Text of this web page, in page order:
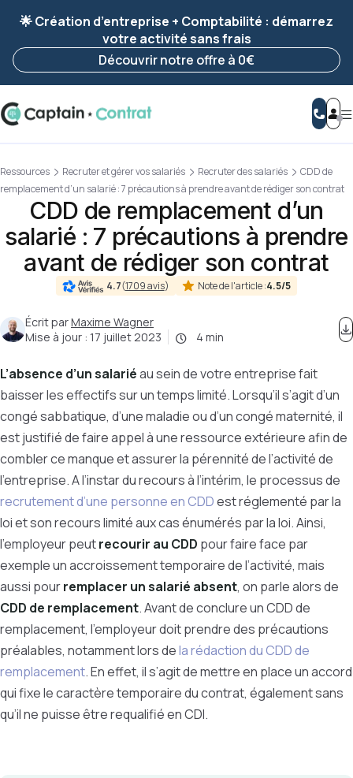
enregistrée 🚀
Reprendre ma démarche
🌟 Création d’entreprise + Comptabilité : démarrez
votre activité sans frais
Découvrir notre offre à 0€
Ressources Recruter et gérer vos salariés Recruter des salariés
CDD de
remplacement d’un salarié : 7 précautions à prendre avant de rédiger son contrat
CDD de remplacement d’un
salarié : 7 précautions à prendre
avant de rédiger son contrat
4.7(1709 avis) Note de l'article :4.5/5
Écrit parMaxime Wagner
Mise à jour : 17 juillet 2023 4 min
L’absence d’un salariéau sein de votre entreprise fait
baisser les effectifs sur un temps limité. Lorsqu’il s’agit d’un
congé sabbatique, d’une maladie ou d’un congé maternité, il
est justifié de faire appel à une ressource extérieure afin de
combler ce manque et assurer la pérennité de l’activité de
l’entreprise. A l’instar du recours à l’intérim, le processus de
recrutement d’une personne en CDDest réglementé par la
loi et son recours limité aux cas énumérés par la loi. Ainsi,
l’employeur peutrecourir au CDD pour faire face par
exemple un accroissement temporaire de l’activité, mais
aussi pourremplacer un salarié absent, on parle alors de
CDD de remplacement. Avant de conclure un CDD de
remplacement, l’employeur doit prendre des précautions
préalables, notamment lors dela rédaction du CDD de
remplacement. En effet, il s’agit de mettre en place un accord
qui fixe le caractère temporaire du contrat, également sans
qu’il ne puisse être requalifié en CDI.